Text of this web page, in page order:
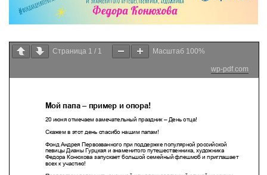
Страница 1 / 1 Масштаб 100%
wp-pdf.com